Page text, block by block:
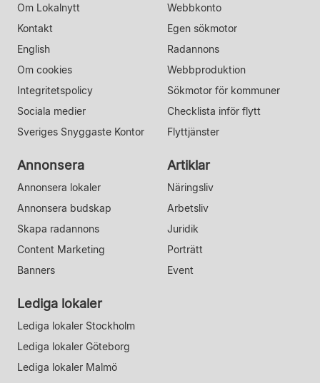
Om Lokalnytt
Kontakt
English
Om cookies
Integritetspolicy
Sociala medier
Sveriges Snyggaste Kontor
Webbkonto
Egen sökmotor
Radannons
Webbproduktion
Sökmotor för kommuner
Checklista inför flytt
Flyttjänster
Annonsera
Annonsera lokaler
Annonsera budskap
Skapa radannons
Content Marketing
Banners
Artiklar
Näringsliv
Arbetsliv
Juridik
Porträtt
Event
Lediga lokaler
Lediga lokaler Stockholm
Lediga lokaler Göteborg
Lediga lokaler Malmö